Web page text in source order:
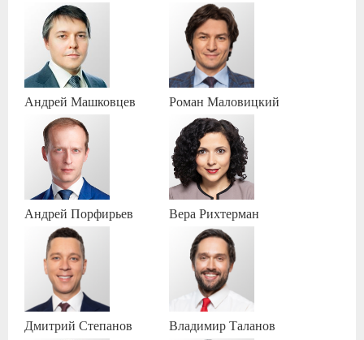
Андрей Машковцев Роман Маловицкий
Андрей Порфирьев Вера Рихтерман
Дмитрий Степанов ВладимирТаланов